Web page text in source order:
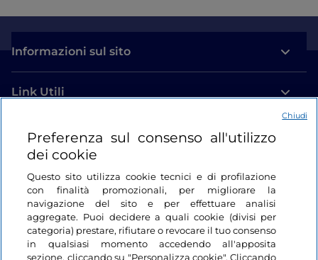
Informazioni sul sito
Link Utili
Login
Restiamo in contatto
Preferenza sul consenso all'utilizzo
dei cookie
Questo sito utilizza cookie tecnici e di profilazione
con finalità promozionali, per migliorare la
navigazione del sito e per effettuare analisi
aggregate. Puoi decidere a quali cookie (divisi per
categoria) prestare, rifiutare o revocare il tuo consenso
in qualsiasi momento accedendo all'apposita
sezione, cliccando su "Personalizza cookie". Cliccando
Chiudi